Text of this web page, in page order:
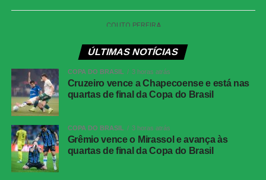
Internacional x Corinthians| Copa do Brasil (jogo
de ida das oitavas de final)
Data e horário:02.08 (domingo), às 19h30 (de
Local: Beira-Rio, em Porto Alegre (RS)
Athletico-PR x Vitória
ida das oitavas de final)
Data e horário:03.08 (segunda-feira), às 21h (de
Brasília)
ÚLTIMAS NOTÍCIAS
COPA DO BRASIL 3 horas atrás
Cruzeiro vence a Chapecoense e está nas
quartas de final da Copa do Brasil
COPA DO BRASIL 3 horas atrás
Grêmio vence o Mirassol e avança às
quartas de final da Copa do Brasil